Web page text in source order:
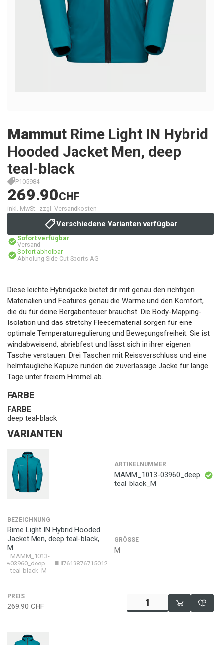
Mammut Rime Light IN Hybrid
Hooded Jacket Men, deep
teal-black
P105984
269.90CHF
inkl. MwSt., zzgl. Versandkosten
Verschiedene Varianten verfügbar
Sofort verfügbar
Versand
Sofort abholbar
Abholung Side Cut Sports AG
Diese leichte Hybridjacke bietet dir mit genau den richtigen
Materialien und Features genau die Wärme und den Komfort,
die du für deine Bergabenteuer brauchst. Die Body-Mapping-
Isolation und das stretchy Fleecematerial sorgen für eine
optimale Temperaturregulierung und Bewegungsfreiheit. Sie ist
windabweisend, abriebfest und lässt sich in ihrer eigenen
Tasche verstauen. Drei Taschen mit Reissverschluss und eine
helmtaugliche Kapuze runden die zuverlässige Jacke für lange
Tage unter freiem Himmel ab.
FARBE
FARBE
deep teal-black
VARIANTEN
ARTIKELNUMMER
MAMM_1013-03960_deep
teal-black_M
BEZEICHNUNG
Rime Light IN Hybrid Hooded
Jacket Men, deep teal-black,
M
MAMM_1013-
03960_deep
teal-black_M
7619876715012
GRÖSSE
M
PREIS
269.90 CHF